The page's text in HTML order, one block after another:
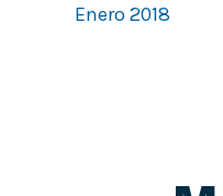
Enero 2018